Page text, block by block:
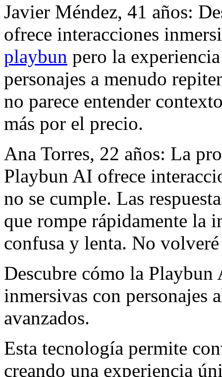
Javier Méndez, 41 años:
ofrece interacciones
playbun pero la
personajes a menudo
no parece entender
más por el precio.
Ana Torres, 22 años: La
Playbun AI ofrece
no se cumple. Las
que rompe rápidamente la
confusa y lenta. No
Descubre cómo la
inmersivas con personajes
avanzados.
Esta tecnología permite
creando una experiencia